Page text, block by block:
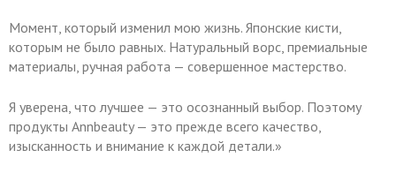
Момент, который изменил мою жизнь. Японские кисти,
которым не было равных. Натуральный ворс, премиальные
материалы, ручная работа — совершенное мастерство.
Я уверена, что лучшее — это осознанный выбор. Поэтому
продукты Annbeauty — это прежде всего качество,
изысканность и внимание к каждой детали.»